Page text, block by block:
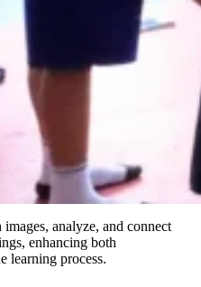
images, analyze, and connect
enhancing both
learning process.